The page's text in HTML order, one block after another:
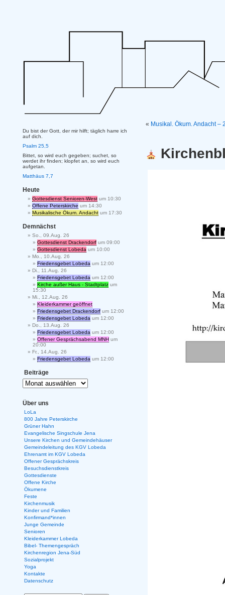
« Musikal. Ökum. Andacht –
Du bist der Gott, der mir hilft; täglich harre ich
auf dich.
Psalm 25,5
Bittet, so wird euch gegeben; suchet, so
werdet ihr finden; klopfet an, so wird euch
aufgetan.
Matthäus 7,7
Heute
Gottesdienst Senioren-West um 10:30
Offene Peterskirche um 14:30
Musikalische Ökum. Andacht um 17:30
Demnächst
So., 09.Aug. 26
Gottesdienst Drackendorf um 09:00
Gottesdienst Lobeda um 10:00
Mo., 10.Aug. 26
Friedensgebet Lobeda um 12:00
Di., 11.Aug. 26
Friedensgebet Lobeda um 12:00
Kirche außer Haus - Stadtplatz um
15:30
Mi., 12.Aug. 26
Kleiderkammer geöffnet
Friedensgebet Drackendorf um 12:00
Friedensgebet Lobeda um 12:00
Do., 13.Aug. 26
Friedensgebet Lobeda um 12:00
Offener Gesprächsabend MNH um
20:00
Fr., 14.Aug. 26
Friedensgebet Lobeda um 12:00
Beiträge
Über uns
LoLa
800 Jahre Peterskirche
Grüner Hahn
Evangelische Singschule Jena
Unsere Kirchen und Gemeindehäuser
Gemeindeleitung des KGV Lobeda
Ehrenamt im KGV Lobeda
Offener Gesprächskreis
Besuchsdienstkreis
Gottesdienste
Offene Kirche
Ökumene
Feste
Kirchenmusik
Kinder und Familien
Konfirmand*innen
Junge Gemeinde
Senioren
Kleiderkammer Lobeda
Bibel- Themengespräch
Kirchenregion Jena-Süd
Sozialprojekt
Yoga
Kontakte
Datenschutz